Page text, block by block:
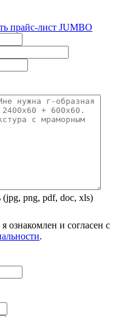
прайс-лист JUMBO
(jpg, png, pdf, doc, xls)
ознакомлен и согласен с
.